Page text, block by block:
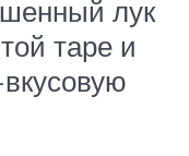
лук
таре и